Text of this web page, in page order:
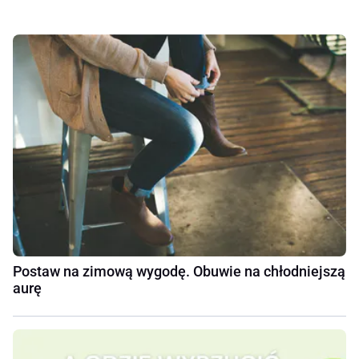
Postaw na zimową wygodę. Obuwie na chłodniejszą
aurę